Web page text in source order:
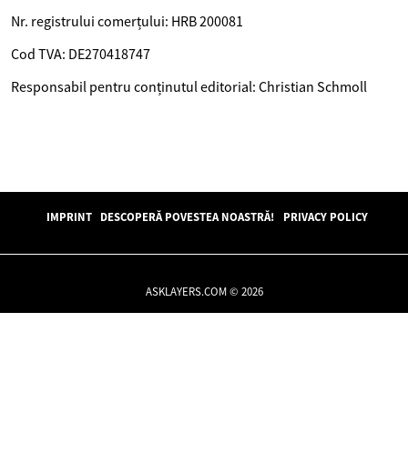
Nr. registrului comerțului: HRB 200081
Cod TVA: DE270418747
Responsabil pentru conținutul editorial: Christian Schmoll
IMPRINT DESCOPERĂ POVESTEA NOASTRĂ! PRIVACY POLICY
ASKLAYERS.COM © 2026